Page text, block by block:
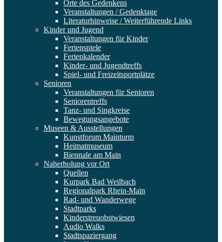
Orte des Gedenkens
Veranstaltungen / Gedenktage
Literaturhinweise / Weiterführende Links
Kinder und Jugend
Veranstaltungen für Kinder
Ferienspiele
Ferienkalender
Kinder- und Jugendtreffs
Spiel- und Freizeitsportplätze
Senioren
Veranstaltungen für Senioren
Seniorentreffs
Tanz- und Singkreise
Bewegungsangebote
Museen & Ausstellungen
Kunstforum Mainturm
Heimatmuseum
Biennale am Main
Naherholung vor Ort
Quellen
Kurpark Bad Weilbach
Regionalpark Rhein-Main
Rad- und Wanderwege
Stadtparks
Kinderstreuobstwiesen
Audio Walks
Stadtspaziergang